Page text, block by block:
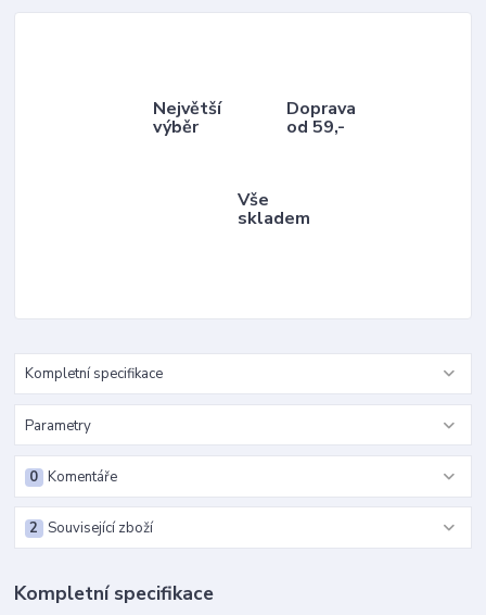
Největší
výběr
Doprava
od 59,-
Vše
skladem
Kompletní specifikace
Parametry
Komentáře
0
Související zboží
2
Kompletní specifikace